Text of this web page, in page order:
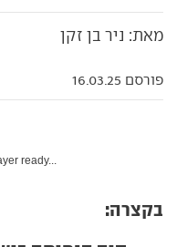
מאת: ניר בן זקן
פורסם 16.03.25
ready...
בקצרה: